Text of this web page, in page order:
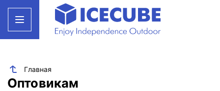
Главная
Оптовикам